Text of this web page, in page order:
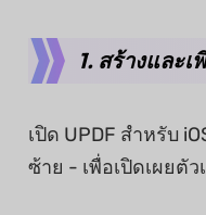
1. สร้างและ
เปิด UPDF สำหรับ
ซ้าย - เพื่อเปิดเผยตั